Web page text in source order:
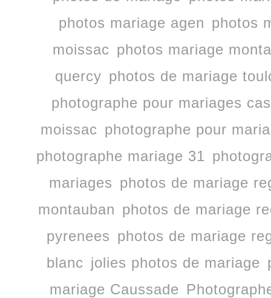
photos mariage agen photos
moissac photos mariage
quercy photos de mariage
photographe pour mariages
moissac photographe pour
photographe mariage 31
mariages photos de mariage
montauban photos de mariage
pyrenees photos de mariage
blanc jolies photos de mariage
mariage Caussade